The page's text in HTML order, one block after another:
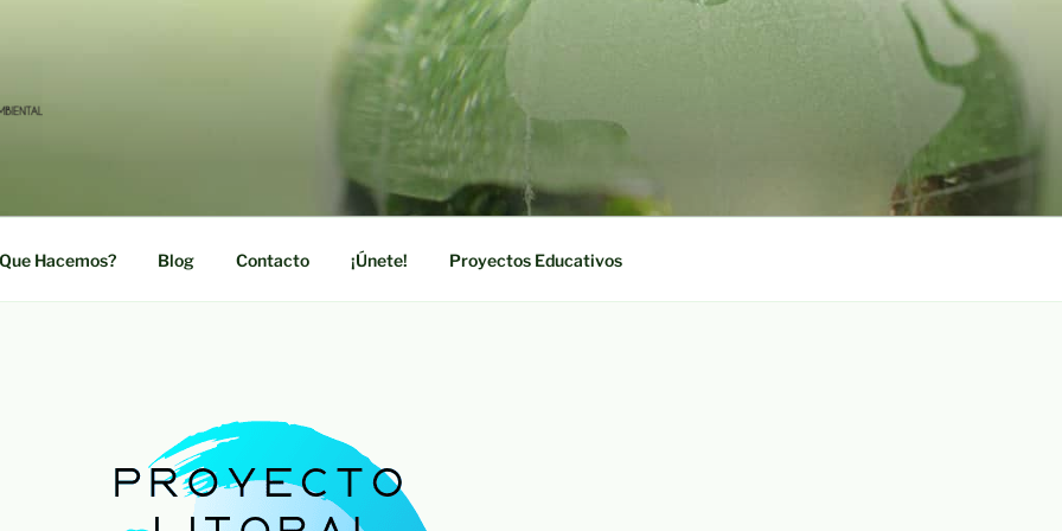
Hacemos? Blog Contacto ¡Únete! Proyectos Educativos